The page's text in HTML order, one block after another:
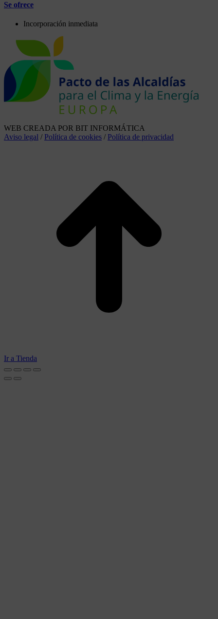
Se ofrece
Incorporación inmediata
WEB CREADA POR BIT INFORMÁTICA
Aviso legal / Política de cookies / Política de privacidad
Ir a Tienda